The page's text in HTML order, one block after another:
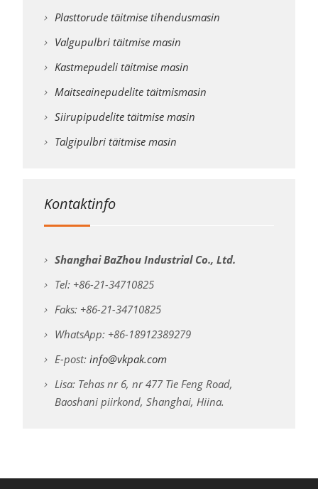
Plasttorude täitmise tihendusmasin
Valgupulbri täitmise masin
Kastmepudeli täitmise masin
Maitseainepudelite täitmismasin
Siirupipudelite täitmise masin
Talgipulbri täitmise masin
Kontaktinfo
Shanghai BaZhou Industrial Co., Ltd.
Tel: +86-21-34710825
Faks: +86-21-34710825
WhatsApp: +86-18912389279
E-post: info@vkpak.com
Lisa: Tehas nr 6, nr 477 Tie Feng Road,
Baoshani piirkond, Shanghai, Hiina.